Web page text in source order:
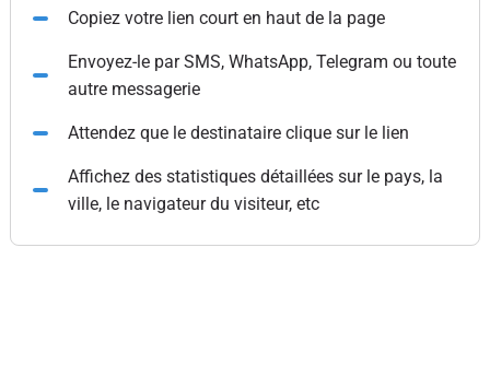
Copiez votre lien court en haut de la page
Envoyez-le par SMS, WhatsApp, Telegram ou toute
autre messagerie
Attendez que le destinataire clique sur le lien
Affichez des statistiques détaillées sur le pays, la
ville, le navigateur du visiteur, etc